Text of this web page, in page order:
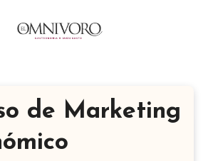
de Marketing